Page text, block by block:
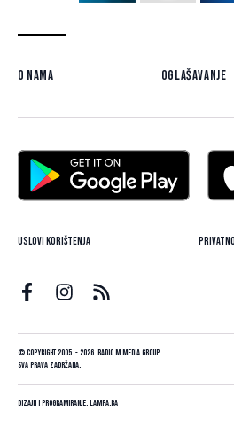
O nama Oglašavanje
Uslovi korištenja
© Copyright 2005. - 2026. Radio M Media Group.
Sva prava zadržana.
Dizajn i programiranje:Lampa.ba